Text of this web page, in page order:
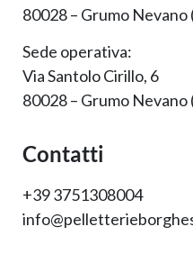
80028 – Grumo Nevano
Sede operativa:
Via Santolo Cirillo, 6
80028 – Grumo Nevano
Contatti
+39 3751308004